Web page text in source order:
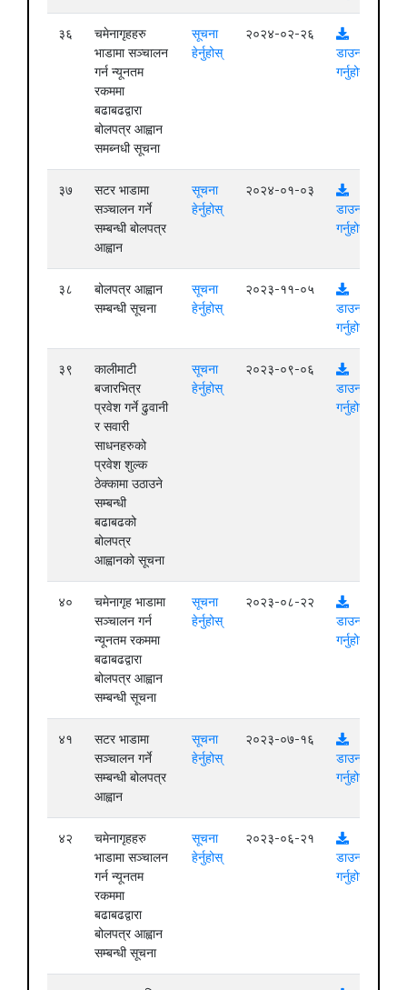
३६
चमेनागृहहरु
भाडामा सञ्चालन
गर्न न्यूनतम
रकममा
बढाबढद्वारा
बोलपत्र आह्वान
समब्नधी सूचना
सूचना
हेर्नुहोस्
२०२४-०२-२६
डाउनलोड
गर्नुहोस्
३७
सटर भाडामा
सञ्चालन गर्ने
सम्बन्धी बोलपत्र
आह्वान
सूचना
हेर्नुहोस्
२०२४-०१-०३
डाउनलोड
गर्नुहोस्
३८
बोलपत्र आह्वान
सम्बन्धी सूचना
सूचना
हेर्नुहोस्
२०२३-११-०५
डाउनलोड
गर्नुहोस्
३९
कालीमाटी
बजारभित्र
प्रवेश गर्ने ढुवानी
र सवारी
साधनहरुको
प्रवेश शुल्क
ठेक्कामा उठाउने
सम्बन्धी
बढाबढको
बोलपत्र
आह्वानको सूचना
सूचना
हेर्नुहोस्
२०२३-०९-०६
डाउनलोड
गर्नुहोस्
४०
चमेनागृह भाडामा
सञ्चालन गर्न
न्यूनतम रकममा
बढाबढद्वारा
बोलपत्र आह्वान
सम्बन्धी सूचना
सूचना
हेर्नुहोस्
२०२३-०८-२२
डाउनलोड
गर्नुहोस्
४१
सटर भाडामा
सञ्चालन गर्ने
सम्बन्धी बोलपत्र
आह्वान
सूचना
हेर्नुहोस्
२०२३-०७-१६
डाउनलोड
गर्नुहोस्
४२
चमेनागृहहरु
भाडामा सञ्चालन
गर्न न्यूनतम
रकममा
बढाबढद्वारा
बोलपत्र आह्वान
सम्बन्धी सूचना
सूचना
हेर्नुहोस्
२०२३-०६-२१
डाउनलोड
गर्नुहोस्